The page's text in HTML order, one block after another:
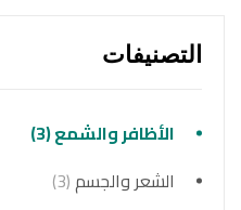
التصنيفات
الأظافر والشمع(3)
الشعر والجسم(3)